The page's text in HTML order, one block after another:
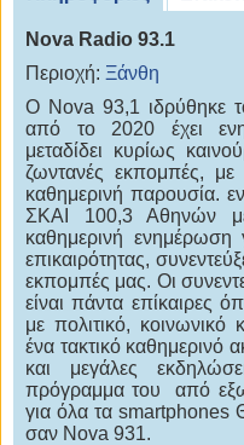
Nova Radio 93.1
Περιοχή: Ξάνθη
O Nova 93,1 ιδρύθηκε
από το 2020 έχει
μεταδίδει κυρίως
ζωντανές εκπομπές,
καθημερινή παρουσία.
ΣΚΑΙ 100,3 Αθηνών
καθημερινή ενημέρωση
επικαιρότητας,
εκπομπές μας. Οι
είναι πάντα επίκαιρες
με πολιτικό, κοινωνικό
ένα τακτικό καθημερινό
και μεγάλες
πρόγραμμα του από
για όλα τα smartphones
σαν Nova 931.